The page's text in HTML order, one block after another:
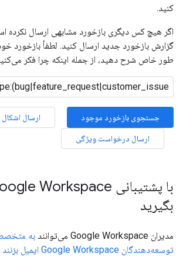
کنید.
اگر هیچ کس دیگری بازخورد مشابهی ارسال نکرده
گزارش بازخورد جدید ارسال کنید. لطفاً بازخورد
طور خاص شرح دهید، از جمله اینکه چرا فکر
جستجوی بازخورد موجود
ارسال اشکال
ارسال درخواست ویژگی
بگیرید
مدیران Google Workspace می‌توانند
به
توسعه‌دهندگان Google Workspace ایمیل بزنند